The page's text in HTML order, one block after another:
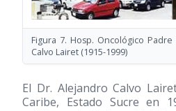
Figura 7. Hosp. Oncológico
Calvo Lairet (1915-1999)
El Dr. Alejandro Calvo
Caribe, Estado Sucre en